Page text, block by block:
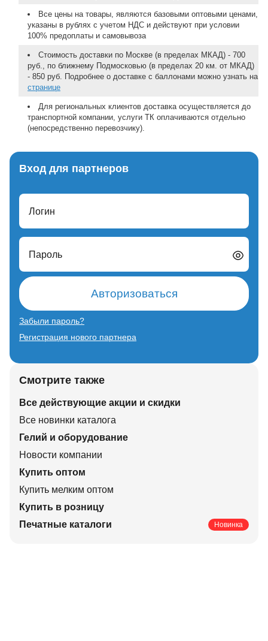
Все цены на товары, являются базовыми оптовыми ценами,
указаны в рублях с учетом НДС и действуют при условии
100% предоплаты и самовывоза
Стоимость доставки по Москве (в пределах МКАД) - 700
руб., по ближнему Подмосковью (в пределах 20 км. от МКАД)
- 850 руб. Подробнее о доставке с баллонами можно узнать на
странице
Для региональных клиентов доставка осуществляется до
транспортной компании, услуги ТК оплачиваются отдельно
(непосредственно перевозчику).
Вход для партнеров
Логин
Пароль
Авторизоваться
Забыли пароль?
Регистрация нового партнера
Смотрите также
Все действующие акции и скидки
Все новинки каталога
Гелий и оборудование
Новости компании
Купить оптом
Купить мелким оптом
Купить в розницу
Печатные каталоги
Новинка